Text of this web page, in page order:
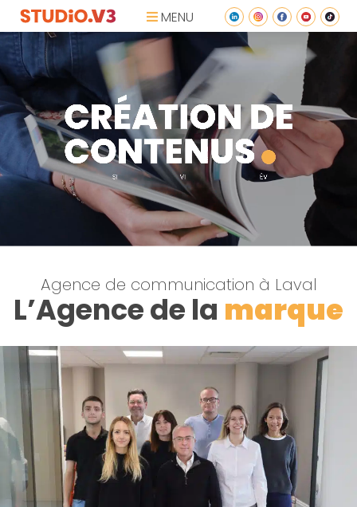
MENU
Agence de communication à Laval
L’Agence de la marque